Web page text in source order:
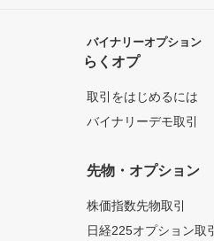
バイナリーオプション
らくオプ
取引をはじめるには
バイナリーデモ取引
先物・オプション
株価指数先物取引
日経225オプション取引